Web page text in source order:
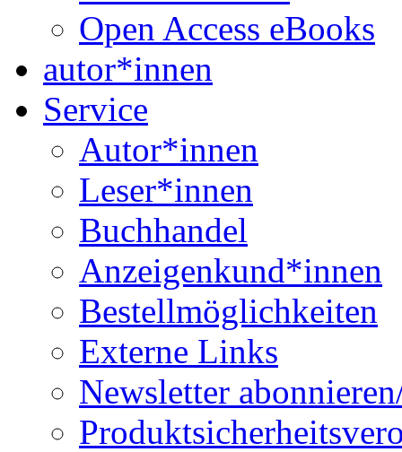
Open Access eBooks
autor*innen
Service
Autor*innen
Leser*innen
Buchhandel
Anzeigenkund*innen
Bestellmöglichkeiten
Externe Links
Newsletter